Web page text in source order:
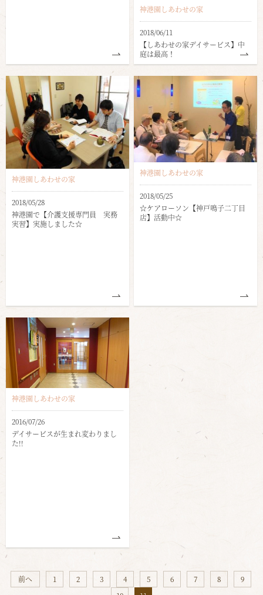
神港園しあわせの家
2018/06/11
【しあわせの家デイサービス】中
庭は最高！
神港園しあわせの家
2018/05/28
神港園で【介護支援専門員 実務
実習】実施しました☆
神港園しあわせの家
2018/05/25
☆ケアローソン【神戸鳴子二丁目
店】活動中☆
神港園しあわせの家
2016/07/26
デイサービスが生まれ変わりまし
た!!
前へ 1 2 3 4 5 6 7 8
9